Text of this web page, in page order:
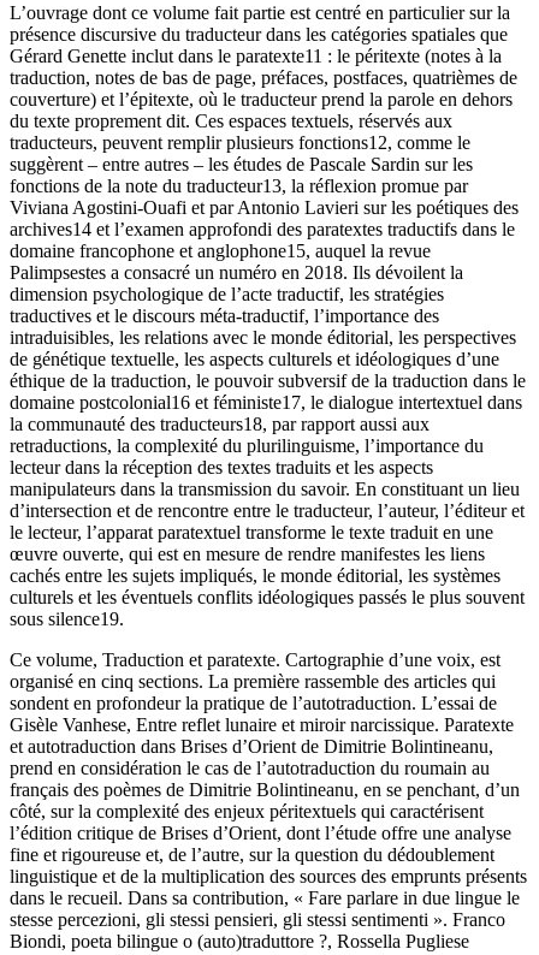
L’ouvrage dont ce volume fait partie est centré en particulier sur la
présence discursive du traducteur dans les catégories spatiales que
Gérard Genette inclut dans le paratexte11 : le péritexte (notes à la
traduction, notes de bas de page, préfaces, postfaces, quatrièmes de
couverture) et l’épitexte, où le traducteur prend la parole en dehors
du texte proprement dit. Ces espaces textuels, réservés aux
traducteurs, peuvent remplir plusieurs fonctions12, comme le
suggèrent – entre autres – les études de Pascale Sardin sur les
fonctions de la note du traducteur13, la réflexion promue par
Viviana Agostini-Ouafi et par Antonio Lavieri sur les poétiques des
archives14 et l’examen approfondi des paratextes traductifs dans le
domaine francophone et anglophone15, auquel la revue
Palimpsestes a consacré un numéro en 2018. Ils dévoilent la
dimension psychologique de l’acte traductif, les stratégies
traductives et le discours méta-traductif, l’importance des
intraduisibles, les relations avec le monde éditorial, les perspectives
de génétique textuelle, les aspects culturels et idéologiques d’une
éthique de la traduction, le pouvoir subversif de la traduction dans le
domaine postcolonial16 et féministe17, le dialogue intertextuel dans
la communauté des traducteurs18, par rapport aussi aux
retraductions, la complexité du plurilinguisme, l’importance du
lecteur dans la réception des textes traduits et les aspects
manipulateurs dans la transmission du savoir. En constituant un lieu
d’intersection et de rencontre entre le traducteur, l’auteur, l’éditeur et
le lecteur, l’apparat paratextuel transforme le texte traduit en une
œuvre ouverte, qui est en mesure de rendre manifestes les liens
cachés entre les sujets impliqués, le monde éditorial, les systèmes
culturels et les éventuels conflits idéologiques passés le plus souvent
sous silence19.
Ce volume, Traduction et paratexte. Cartographie d’une voix, est
organisé en cinq sections. La première rassemble des articles qui
sondent en profondeur la pratique de l’autotraduction. L’essai de
Gisèle Vanhese, Entre reflet lunaire et miroir narcissique. Paratexte
et autotraduction dans Brises d’Orient de Dimitrie Bolintineanu,
prend en considération le cas de l’autotraduction du roumain au
français des poèmes de Dimitrie Bolintineanu, en se penchant, d’un
côté, sur la complexité des enjeux péritextuels qui caractérisent
l’édition critique de Brises d’Orient, dont l’étude offre une analyse
fine et rigoureuse et, de l’autre, sur la question du dédoublement
linguistique et de la multiplication des sources des emprunts présents
dans le recueil. Dans sa contribution, « Fare parlare in due lingue le
stesse percezioni, gli stessi pensieri, gli stessi sentimenti ». Franco
Biondi, poeta bilingue o (auto)traduttore ?, Rossella Pugliese